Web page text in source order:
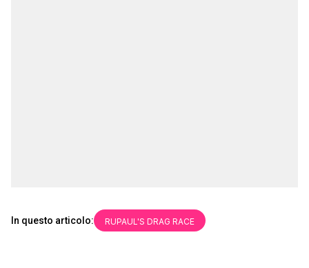
In questo articolo: RUPAUL'S DRAG RACE